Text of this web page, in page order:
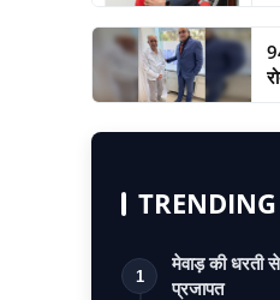
TRENDING
1
मेवाड़ की धरती
प्रजापत